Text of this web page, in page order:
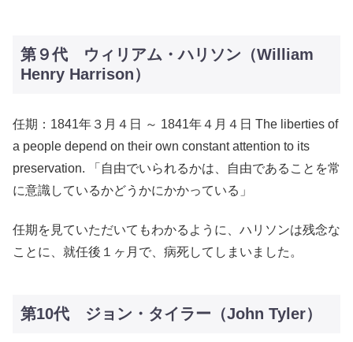
第９代 ウィリアム・ハリソン（William
Henry Harrison）
任期：1841年３月４日 ～ 1841年４月４日 The liberties of
a people depend on their own constant attention to its
preservation. 「自由でいられるかは、自由であることを常
に意識しているかどうかにかかっている」
任期を見ていただいてもわかるように、ハリソンは残念な
ことに、就任後１ヶ月で、病死してしまいました。
第10代 ジョン・タイラー（John Tyler）